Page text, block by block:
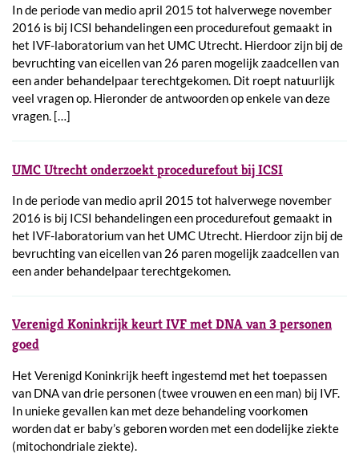
In de periode van medio april 2015 tot halverwege november
2016 is bij ICSI behandelingen een procedurefout gemaakt in
het IVF-laboratorium van het UMC Utrecht. Hierdoor zijn bij de
bevruchting van eicellen van 26 paren mogelijk zaadcellen van
een ander behandelpaar terechtgekomen. Dit roept natuurlijk
veel vragen op. Hieronder de antwoorden op enkele van deze
vragen. […]
UMC Utrecht onderzoekt procedurefout bij ICSI
In de periode van medio april 2015 tot halverwege november
2016 is bij ICSI behandelingen een procedurefout gemaakt in
het IVF-laboratorium van het UMC Utrecht. Hierdoor zijn bij de
bevruchting van eicellen van 26 paren mogelijk zaadcellen van
een ander behandelpaar terechtgekomen.
Verenigd Koninkrijk keurt IVF met DNA van 3 personen
goed
Het Verenigd Koninkrijk heeft ingestemd met het toepassen
van DNA van drie personen (twee vrouwen en een man) bij IVF.
In unieke gevallen kan met deze behandeling voorkomen
worden dat er baby’s geboren worden met een dodelijke ziekte
(mitochondriale ziekte).